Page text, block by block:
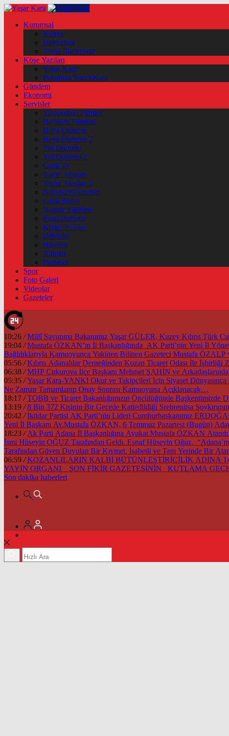
Kurumsal
Künye
Hakkımda
Yayın İlkelerimiz
Köşe Yazıları
Yaşar Kara
Polyanna Succi Kara
Gündem
Ekonomi
Servisler
Vizyondaki Filmler
Haftanin Filmleri
Hava Durumu
Hava Durumu 2
Yol Durumu
Yol Durumu 2
Canlı Tv
Yayın Akışları
Yayın Akışları 2
Nöbetçi Eczaneler
Canlı Borsa
Namaz Vakitleri
Puan Durumu
Kripto Paralar
Dövizler
Hisseler
Altınlar
Pariteler
Spor
Foto Galeri
Videolar
Gazeteler
10:26 / Millî Savunma Bakanımız Yaşar GÜLER, Kuzey Kıbrıs Türk
19:04 / Mustafa ÖZKAN’ın İl Başkanlığında AK Parti’nin Yeni İl
Bağlılıklarıyla Kamuoyunca Yakinen Bilinen Gazeteci Mustafa
05:56 / Kıbrıs Adanalılar Derneğinden Kozan Ticaret Odası İle
06:38 / MHP Çukurova İlçe Başkanı Mehmet ŞAHİN ve
05:35 / Yaşar Kara-YANKI Okur ve Takipçileri İçin Siyaset Dünyasınca
Ne Zaman Tamamlanıp Onay Sonrası Kamuoyuna Açıklanacak…
18:17 /
13:19 / 8 Bin 372 Kişinin Bir Gecede Katledildiği Srebrenitsa
20:42 / İktidar Partisi AK Parti’nin Lideri Cumhurbaşkanımız
Yeni İl Başkanı Av.Mustafa ÖZKAN, 6 Temmuz Pazartesi (Bugün)
18:23 / Ak Parti Adana İl Başkanlığına Avukat Mustafa ÖZKAN
İsmi Hüseyin OĞUZ Tarafından Geldi. Esnaf Hüseyin Oğuz,
Tarafından Güven Duyulan Bir Kıymet. İsabetli ve Tam Yerinde Bir
06:59 / KOZANLILARIN KALBİ BÜTÜNLEŞTİRİCİLİK ADINA
YAYIN ORGANI SON FİKİR GAZETESİNİN KUTLAMA
Son dakika haberleri